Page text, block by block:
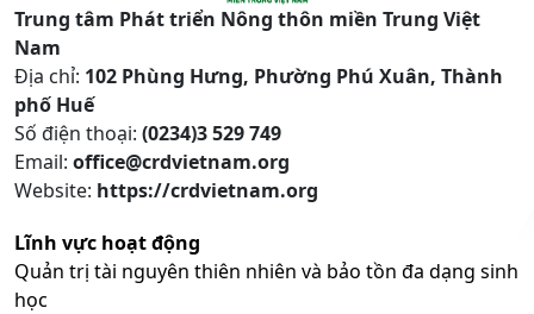
Trung tâm Phát triển Nông thôn miền Trung Việt
Nam
Địa chỉ: 102 Phùng Hưng, Phường Phú Xuân, Thành
phố Huế
Số điện thoại: (0234)3 529 749
Email: office@crdvietnam.org
Website: https://crdvietnam.org
Lĩnh vực hoạt động
Quản trị tài nguyên thiên nhiên và bảo tồn đa dạng sinh
học